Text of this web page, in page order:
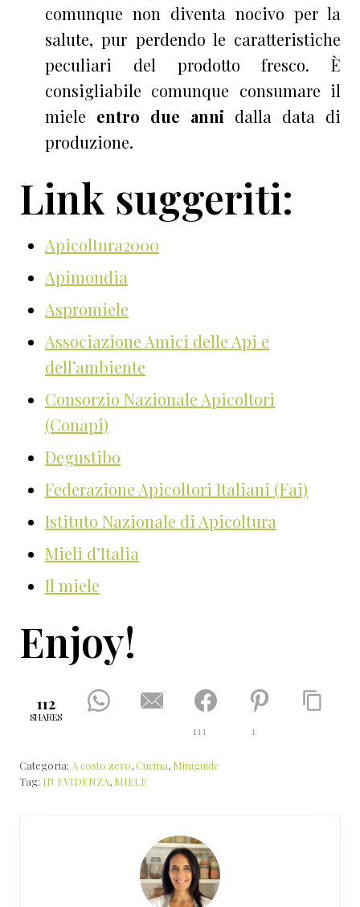
comunque non diventa nocivo per la
salute, pur perdendo le caratteristiche
peculiari del prodotto fresco. È
consigliabile comunque consumare il
miele entro due anni dalla data di
produzione.
Link suggeriti:
Apicoltura2000
Apimondia
Aspromiele
Associazione Amici delle Api e
dell’ambiente
Consorzio Nazionale Apicoltori
(Conapi)
Degustibo
Federazione Apicoltori Italiani (Fai)
Istituto Nazionale di Apicoltura
Mieli d’Italia
Il miele
Enjoy!
112
SHARES
111 1
Categoria: A costo zero,Cucina, Miniguide
Tag: IN EVIDENZA, MIELE